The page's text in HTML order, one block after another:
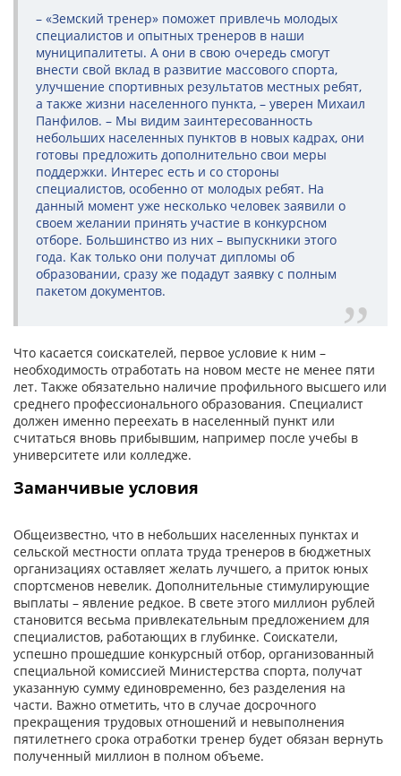
– «Земский тренер» поможет привлечь молодых
специалистов и опытных тренеров в наши
муниципалитеты. А они в свою очередь смогут
внести свой вклад в развитие массового спорта,
улучшение спортивных результатов местных ребят,
а также жизни населенного пункта, – уверен Михаил
Панфилов. – Мы видим заинтересованность
небольших населенных пунктов в новых кадрах, они
готовы предложить дополнительно свои меры
поддержки. Интерес есть и со стороны
специалистов, особенно от молодых ребят. На
данный момент уже несколько человек заявили о
своем желании принять участие в конкурсном
отборе. Большинство из них – выпускники этого
года. Как только они получат дипломы об
образовании, сразу же подадут заявку с полным
пакетом документов.
Что касается соискателей, первое условие к ним –
необходимость отработать на новом месте не менее пяти
лет. Также обязательно наличие профильного высшего или
среднего профессионального образования. Специалист
должен именно переехать в населенный пункт или
считаться вновь прибывшим, например после учебы в
университете или колледже.
Заманчивые условия
Общеизвестно, что в небольших населенных пунктах и
сельской местности оплата труда тренеров в бюджетных
организациях оставляет желать лучшего, а приток юных
спорт­сменов невелик. Дополнительные стимулирующие
выплаты – явление редкое. В свете этого миллион рублей
становится весьма привлекательным предложением для
специалистов, работающих в глубинке. Соискатели,
успешно прошедшие конкурсный отбор, организованный
специальной комиссией Министерства спорта, получат
указанную сумму единовременно, без разделения на
части. Важно отметить, что в случае досрочного
прекращения трудовых отношений и невыполнения
пятилетнего срока отработки тренер будет обязан вернуть
полученный миллион в полном объеме.